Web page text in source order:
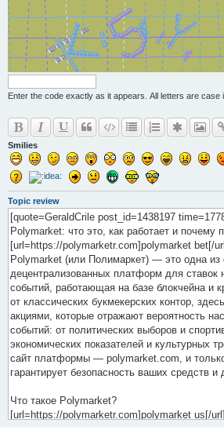
Enter the code exactly as it appears. All letters are case
Smilies
Topic review